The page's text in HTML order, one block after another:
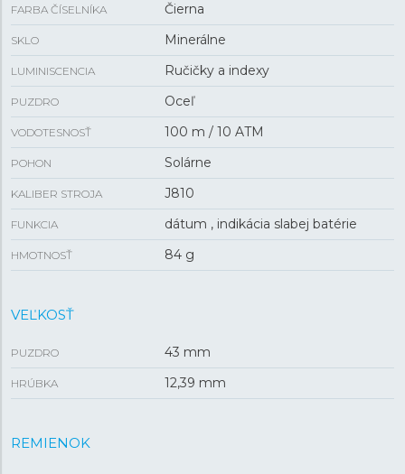
FARBA ČÍSELNÍKA Čierna
SKLO Minerálne
LUMINISCENCIA Ručičky a indexy
PUZDRO Oceľ
VODOTESNOSŤ 100 m / 10 ATM
POHON Solárne
KALIBER STROJA J810
FUNKCIA dátum , indikácia slabej batérie
HMOTNOSŤ 84 g
VEĽKOSŤ
PUZDRO 43 mm
HRÚBKA 12,39 mm
REMIENOK